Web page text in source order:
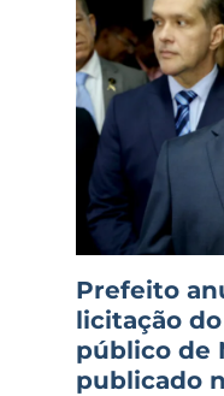
Prefeito
licitação
público de
publicado